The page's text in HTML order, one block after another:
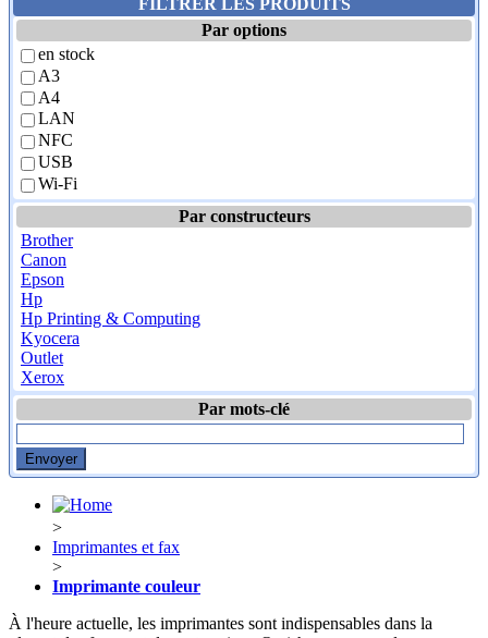
FILTRER LES PRODUITS
Par options
en stock
A3
A4
LAN
NFC
USB
Wi-Fi
Par constructeurs
Brother
Canon
Epson
Hp
Hp Printing & Computing
Kyocera
Outlet
Xerox
Par mots-clé
>
Imprimantes et fax
>
Imprimante couleur
À l'heure actuelle, les imprimantes sont indispensables dans la